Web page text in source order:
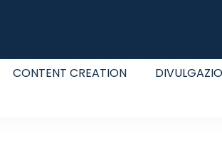
CONTENT CREATION